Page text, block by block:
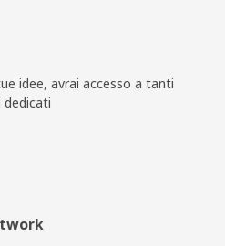
idee, avrai accesso a tanti